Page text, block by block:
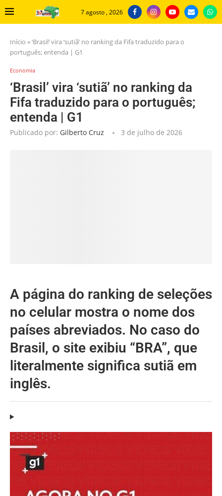
7 agosto , 2026
Início »‘Brasil’ vira ‘sutiã’ no ranking da Fifa traduzido para o
português; entenda | G1
Economia
‘Brasil’ vira ‘sutiã’ no ranking da
Fifa traduzido para o português;
entenda | G1
Publicado por: Gilberto Cruz 3 de julho de 2026
A página do ranking de seleções
no celular mostra o nome dos
países abreviados. No caso do
Brasil, o site exibiu “BRA”, que
literalmente significa sutiã em
inglês.